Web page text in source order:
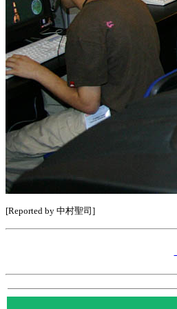
[Reported by 中村聖司]